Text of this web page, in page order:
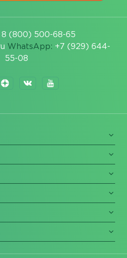
8 (800) 500-68-65
WhatsApp: +7 (929) 644-
55-08